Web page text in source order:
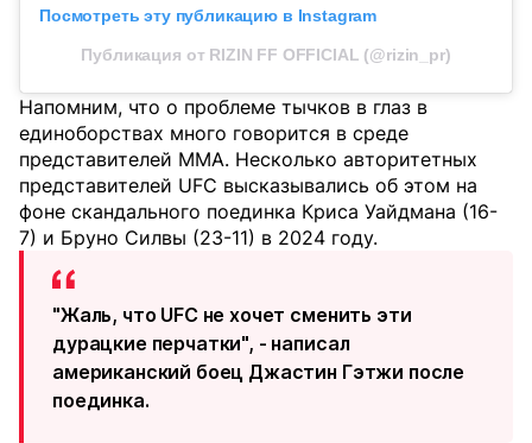
Посмотреть эту публикацию в Instagram
Публикация от RIZIN FF OFFICIAL (@rizin_pr)
Напомним, что о проблеме тычков в глаз в
единоборствах много говорится в среде
представителей MMA. Несколько авторитетных
представителей UFC высказывались об этом на
фоне скандального поединка Криса Уайдмана (16-
7) и Бруно Силвы (23-11) в 2024 году.
"Жаль, что UFC не хочет сменить эти
дурацкие перчатки", - написал
американский боец Джастин Гэтжи после
поединка.